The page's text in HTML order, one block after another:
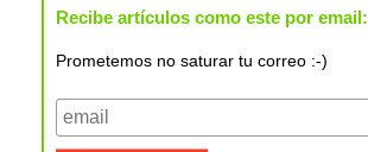
Recibe artículos como este por email:
Prometemos no saturar tu correo :-)